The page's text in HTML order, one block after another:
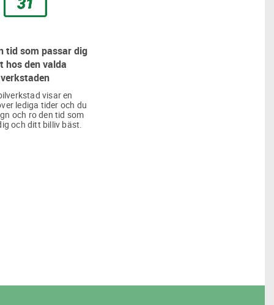
tid som passar dig
hos den valda
verkstaden
visar en
lediga tider och du
och ro den tid som
och ditt billiv bäst.